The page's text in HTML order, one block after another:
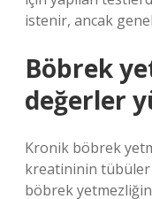
istenir, ancak
Böbrek
değerler
Kronik böbrek
kreatininin tübüler
böbrek